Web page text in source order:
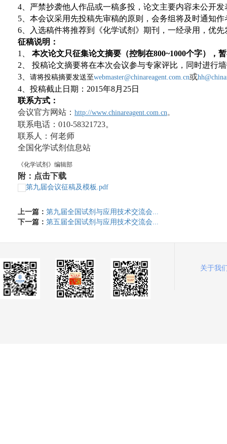
4、严禁抄袭他人作品或一稿多投，论文主要内容未公开发
5、本会议采用先投稿先审稿的原则，会务组将及时通知
6、入选稿件将推荐到《化学试剂》期刊，一经录用，优先
征稿说明：
1、 本次论文只征集论文摘要（控制在800~1000个字），
2、
投稿论文摘要将在本次会议参与专家评比，同时进行
3、 请将投稿摘要发送至webmaster@chinareagent.com.cn或
4、投稿截止日期：2015年8月25日
联系方式：
会议官方网站： http://www.chinareagent.com.cn。
联系电话：010-58321723。
联系人：何老师
全国化学试剂信息站
《化学试剂》编辑部
附：点击下载
第九届会议征稿及模板.pdf
上一篇： 第九届全国试剂与应用技术交流会...
下一篇： 第五届全国试剂与应用技术交流会...
关于我